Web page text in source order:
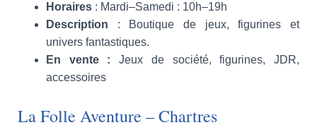
Horaires : Mardi–Samedi : 10h–19h
Description : Boutique de jeux, figurines et
univers fantastiques.
En vente : Jeux de société, figurines, JDR,
accessoires
La Folle Aventure – Chartres